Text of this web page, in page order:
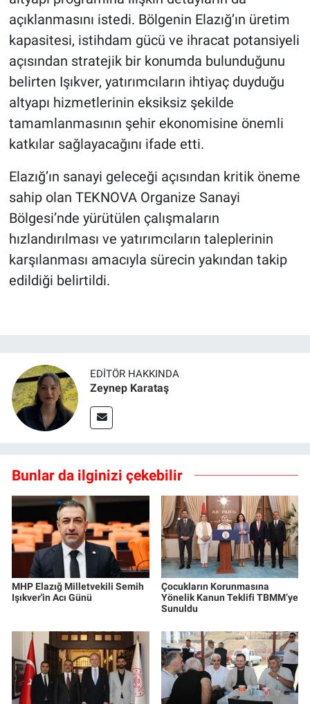
açıklanmasını istedi. Bölgenin Elazığ’ın üretim
kapasitesi, istihdam gücü ve ihracat potansiyeli
açısından stratejik bir konumda bulunduğunu
belirten Işıkver, yatırımcıların ihtiyaç duyduğu
altyapı hizmetlerinin eksiksiz şekilde
tamamlanmasının şehir ekonomisine önemli
katkılar sağlayacağını ifade etti.
Elazığ’ın sanayi geleceği açısından kritik öneme
sahip olan TEKNOVA Organize Sanayi
Bölgesi’nde yürütülen çalışmaların
hızlandırılması ve yatırımcıların taleplerinin
karşılanması amacıyla sürecin yakından takip
edildiği belirtildi.
EDITÖR HAKKINDA
Zeynep Karataş
Bunlar da ilginizi çekebilir
MHP Elazığ Milletvekili Semih
Işıkver'in Acı Günü
Çocukların Korunmasına
Yönelik Kanun Teklifi TBMM’ye
Sunuldu